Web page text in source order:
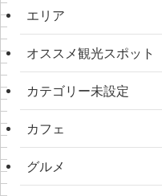
エリア
オススメ観光スポット
カテゴリー未設定
カフェ
グルメ